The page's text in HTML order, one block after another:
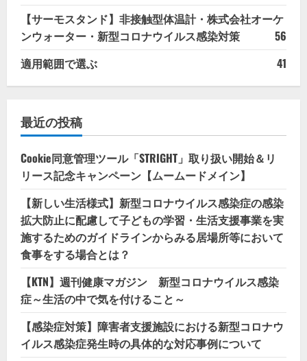
【サーモスタンド】非接触型体温計・株式会社オーケ
ンウォーター・新型コロナウイルス感染対策
56
適用範囲で選ぶ
41
最近の投稿
Cookie同意管理ツール「STRIGHT」取り扱い開始＆リ
リース記念キャンペーン【ムームードメイン】
【新しい生活様式】新型コロナウイルス感染症の感染
拡大防止に配慮して子どもの学習・生活支援事業を実
施するためのガイドラインからみる居場所等において
食事をする場合とは？
【KTN】週刊健康マガジン 新型コロナウイルス感染
症～生活の中で気を付けること～
【感染症対策】障害者支援施設における新型コロナウ
イルス感染症発生時の具体的な対応事例について